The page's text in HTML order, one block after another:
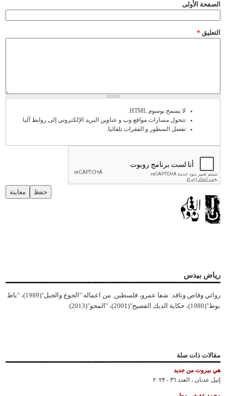
‏الصفحة الأولى ‏
‏التعليق ‏ *
لا يسمح بوسوم HTML.
تتحول مسارات مواقع وب و عناوين البريد الإلكتروني إلى روابط آليا.
تفصل السطور و الفقرات تلقائيا.
حفظ معاينة
رياض بيدس
روائي وقاص وناقد: شفا عمرو، فلسطين. من اعماله "الجوع والجبل"(1989)، "باط
بوط"(1980)، حكاية الديك الفصيح"(2001)، "المحو"(2013)
مقالات ذات صلة
هي بيروت من جديد
إتيل عدنان ، العدد ٣٦ - ٢٠٢٣